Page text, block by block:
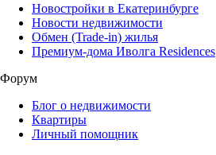
Новостройки в Екатеринбурге
Новости недвижимости
Обмен (Trade-in) жилья
Премиум-дома Иволга Residences
Форум
Блог о недвижимости
Квартиры
Личный помощник